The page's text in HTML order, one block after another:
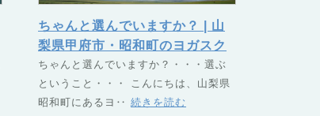
ちゃんと選んでいますか？ | 山
梨県甲府市・昭和町のヨガスク
ール TSUNAGU（つなぐ）
ちゃんと選んでいますか？・・・選ぶ
ということ・・・ こんにちは、山梨県
昭和町にあるヨ‥ 続きを読む